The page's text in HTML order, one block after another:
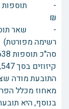
₪
- שאר תוספות
רשימה מפורטת)
סה"כ תוספות 345,638 ₪ (כמפורט בכתב התביעה).
קיזוזים בסך 33,547 ₪ (כמפורט בכתב התביעה).
התובעת מודה
מאחוז מכלל